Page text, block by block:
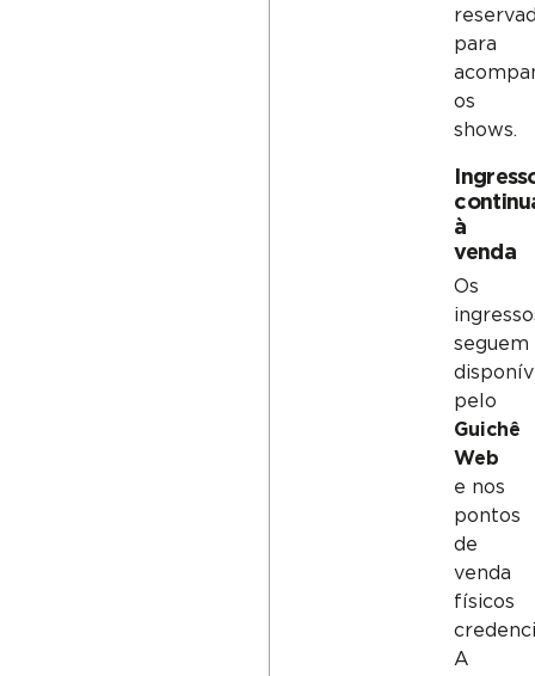
para
os
shows.
à
venda
Os
seguem
pelo
Guichê
Web
e nos
pontos
de
venda
físicos
A